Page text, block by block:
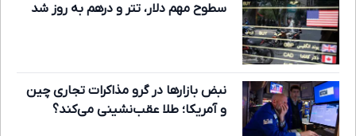
سطوح مهم دلار، تتر و درهم به روز شد
نبض بازارها در گرو مذاکرات تجاری چین
و آمریکا؛ طلا عقب‌نشینی می‌کند؟